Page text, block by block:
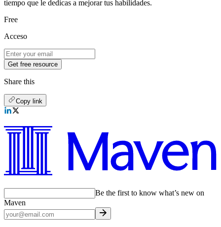
tiempo que le dedicas a mejorar tus habilidades.
Free
Acceso
Get free resource
Share this
Copy link
Be the first to know what’s new on
Maven